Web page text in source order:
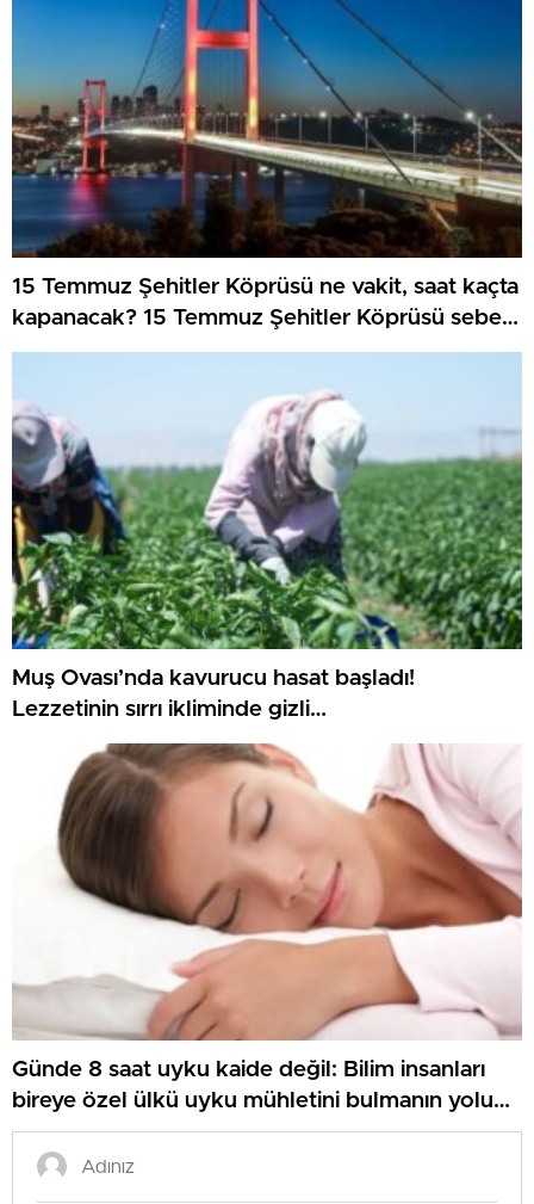
15 Temmuz Şehitler Köprüsü ne vakit, saat kaçta
kapanacak? 15 Temmuz Şehitler Köprüsü sebep
kapanacak, alternatif güzergahlar neresi olacak?
Muş Ovası’nda kavurucu hasat başladı!
Lezzetinin sırrı ikliminde gizli…
Günde 8 saat uyku kaide değil: Bilim insanları
bireye özel ülkü uyku mühletini bulmanın yolunu
açıkladı